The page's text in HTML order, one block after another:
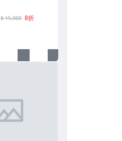
$ 15,000 8折